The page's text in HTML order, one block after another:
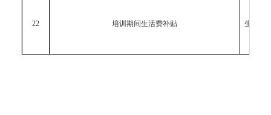
22 培训期间生活费补贴 生活费